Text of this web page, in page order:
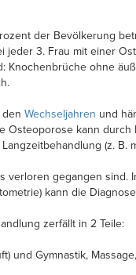
der Bevölkerung
jeder 3. Frau mit einer
ohne
Wechseljahren und
kann durch
(z. B.
gegangen sind.
kann die
zerfällt in 2 Teile:
und Gymnastik,